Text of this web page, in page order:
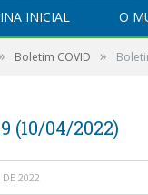
INICIAL O
Boletim COVID »
(10/04/2022)
2022